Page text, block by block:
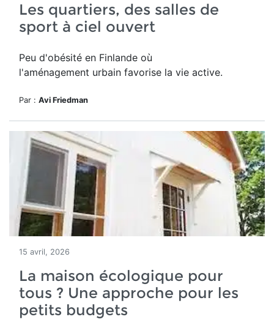
Les quartiers, des salles de
sport à ciel ouvert
Peu d'obésité en Finlande où
l'aménagement urbain favorise la vie active.
Par : Avi Friedman
15 avril, 2026
La maison écologique pour
tous ? Une approche pour les
petits budgets